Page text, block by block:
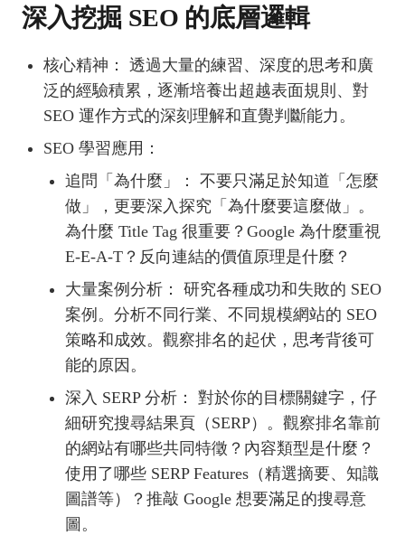
深入挖掘 SEO 的底層邏輯
核心精神： 透過大量的練習、深度的思考和廣
泛的經驗積累，逐漸培養出超越表面規則、對
SEO 運作方式的深刻理解和直覺判斷能力。
SEO 學習應用：
追問「為什麼」： 不要只滿足於知道「怎麼
做」，更要深入探究「為什麼要這麼做」。
為什麼 Title Tag 很重要？Google 為什麼重視
E-E-A-T？反向連結的價值原理是什麼？
大量案例分析： 研究各種成功和失敗的 SEO
案例。分析不同行業、不同規模網站的 SEO
策略和成效。觀察排名的起伏，思考背後可
能的原因。
深入 SERP 分析： 對於你的目標關鍵字，仔
細研究搜尋結果頁（SERP）。觀察排名靠前
的網站有哪些共同特徵？內容類型是什麼？
使用了哪些 SERP Features（精選摘要、知識
圖譜等）？推敲 Google 想要滿足的搜尋意
圖。